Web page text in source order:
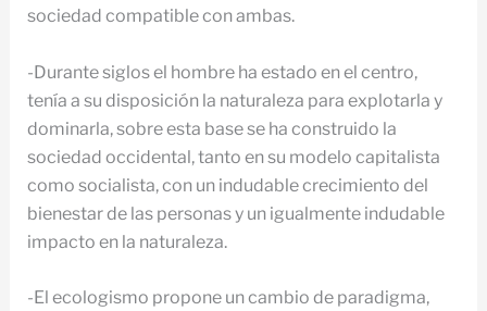
sociedad compatible con ambas.
-Durante siglos el hombre ha estado en el centro,
tenía a su disposición la naturaleza para explotarla y
dominarla, sobre esta base se ha construido la
sociedad occidental, tanto en su modelo capitalista
como socialista, con un indudable crecimiento del
bienestar de las personas y un igualmente indudable
impacto en la naturaleza.
-El ecologismo propone un cambio de paradigma,